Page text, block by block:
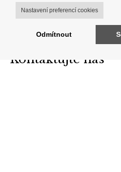
Nastavení preferencí cookies
Odmítnout
Zadejte prosím vaší emailovou
Kontaktujte nás